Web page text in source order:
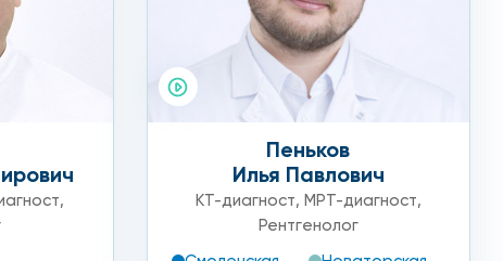
,
Пеньков
Илья Павлович
КТ-диагност, МРТ-диагност,
Рентгенолог